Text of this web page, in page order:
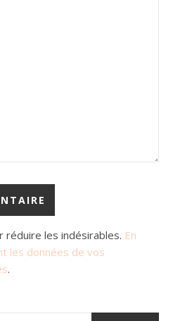
réduire les indésirables. En
les données de vos
.